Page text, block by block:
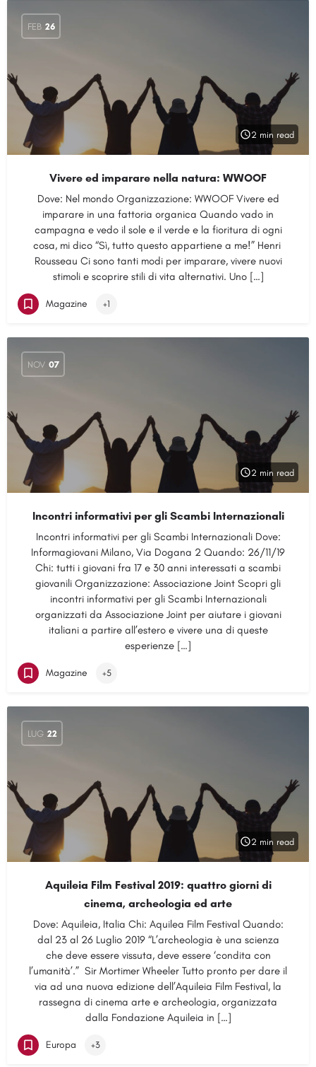
FEB 26
2 min read
Vivere ed imparare nella natura: WWOOF
Dove: Nel mondo Organizzazione: WWOOF Vivere ed
imparare in una fattoria organica Quando vado in
campagna e vedo il sole e il verde e la fioritura di ogni
cosa, mi dico “Sì, tutto questo appartiene a me!” Henri
Rousseau Ci sono tanti modi per imparare, vivere nuovi
stimoli e scoprire stili di vita alternativi. Uno […]
Magazine +1
NOV 07
2 min read
Incontri informativi per gli Scambi Internazionali
Incontri informativi per gli Scambi Internazionali Dove:
Informagiovani Milano, Via Dogana 2 Quando: 26/11/19
Chi: tutti i giovani fra 17 e 30 anni interessati a scambi
giovanili Organizzazione: Associazione Joint Scopri gli
incontri informativi per gli Scambi Internazionali
organizzati da Associazione Joint per aiutare i giovani
italiani a partire all’estero e vivere una di queste
esperienze […]
Magazine +5
LUG 22
2 min read
Aquileia Film Festival 2019: quattro giorni di
cinema, archeologia ed arte
Dove: Aquileia, Italia Chi: Aquilea Film Festival Quando:
dal 23 al 26 Luglio 2019 “L’archeologia è una scienza
che deve essere vissuta, deve essere ‘condita con
l’umanità’.” Sir Mortimer Wheeler Tutto pronto per dare il
via ad una nuova edizione dell’Aquileia Film Festival, la
rassegna di cinema arte e archeologia, organizzata
dalla Fondazione Aquileia in […]
Europa +3